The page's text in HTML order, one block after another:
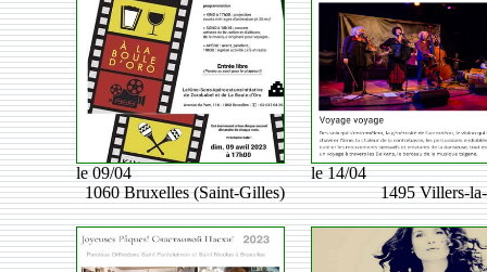
le 09/04
1060 Bruxelles (Saint-Gilles)
le 14/04
1495 Villers-